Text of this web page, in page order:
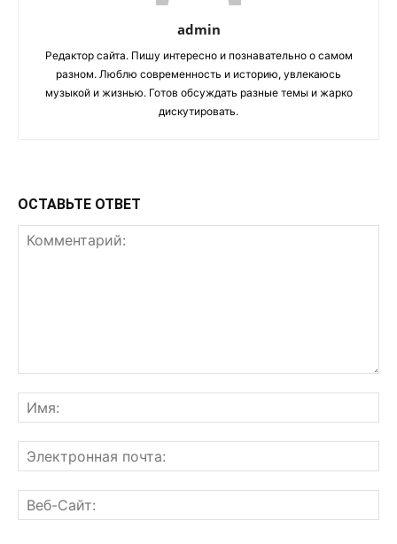
admin
Редактор сайта. Пишу интересно и познавательно о самом
разном. Люблю современность и историю, увлекаюсь
музыкой и жизнью. Готов обсуждать разные темы и жарко
дискутировать.
ОСТАВЬТЕ ОТВЕТ